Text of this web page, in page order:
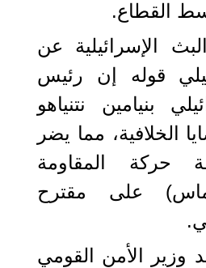
القطاع.
الإسرائيلية عن
قوله إن رئيس
بنيامين نتنياهو
الخلافية، مما يضر
حركة المقاومة
على مقترح
وزير الأمن القومي